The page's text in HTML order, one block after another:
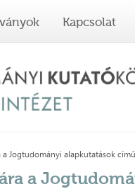
Kapcsolat
a Jogtudományi alapkutatások
a